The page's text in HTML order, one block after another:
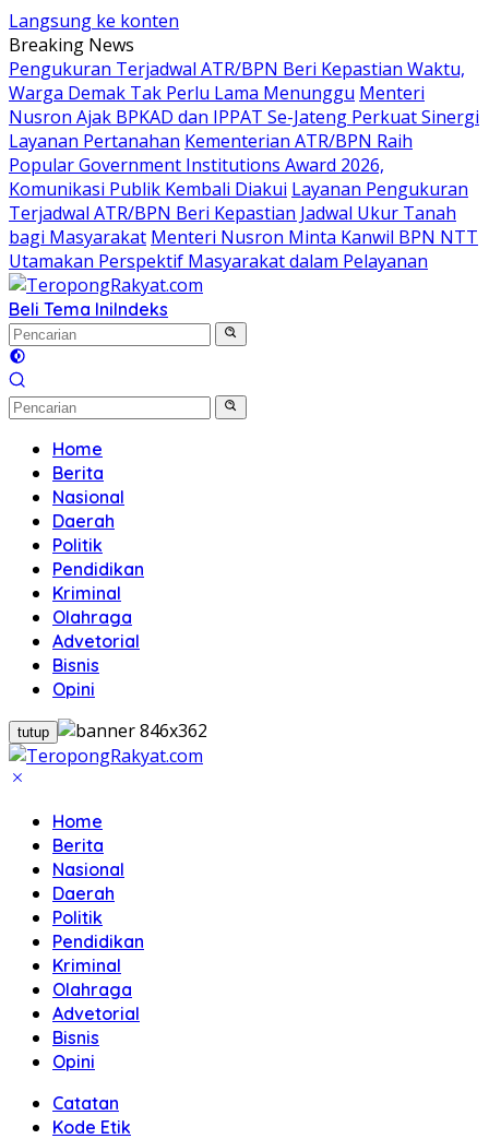
Langsung ke konten
Breaking News
Pengukuran Terjadwal ATR/BPN Beri Kepastian Waktu,
Warga Demak Tak Perlu Lama Menunggu Menteri
Nusron Ajak BPKAD dan IPPAT Se-Jateng Perkuat Sinergi
Layanan Pertanahan Kementerian ATR/BPN Raih
Popular Government Institutions Award 2026,
Komunikasi Publik Kembali Diakui Layanan Pengukuran
Terjadwal ATR/BPN Beri Kepastian Jadwal Ukur Tanah
bagi Masyarakat Menteri Nusron Minta Kanwil BPN NTT
Utamakan Perspektif Masyarakat dalam Pelayanan
Beli Tema IniIndeks
Home
Berita
Nasional
Daerah
Politik
Pendidikan
Kriminal
Olahraga
Advetorial
Bisnis
Opini
tutup
Home
Berita
Nasional
Daerah
Politik
Pendidikan
Kriminal
Olahraga
Advetorial
Bisnis
Opini
Catatan
Kode Etik